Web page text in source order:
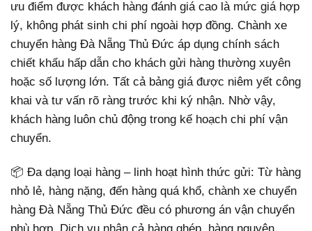
ưu điểm được khách hàng đánh giá cao là mức giá hợp
lý, không phát sinh chi phí ngoài hợp đồng. Chành xe
chuyển hàng Đà Nẵng Thủ Đức áp dụng chính sách
chiết khấu hấp dẫn cho khách gửi hàng thường xuyên
hoặc số lượng lớn. Tất cả bảng giá được niêm yết công
khai và tư vấn rõ ràng trước khi ký nhận. Nhờ vậy,
khách hàng luôn chủ động trong kế hoạch chi phí vận
chuyển.
📦 Đa dạng loại hàng – linh hoạt hình thức gửi: Từ hàng
nhỏ lẻ, hàng nặng, đến hàng quá khổ, chành xe chuyển
hàng Đà Nẵng Thủ Đức đều có phương án vận chuyển